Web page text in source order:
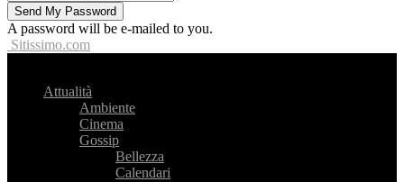
A password will be e-mailed to you.
Sitissimo.com
Attualità
Ambiente
Cinema
Gossip
Bellezza
Calendari